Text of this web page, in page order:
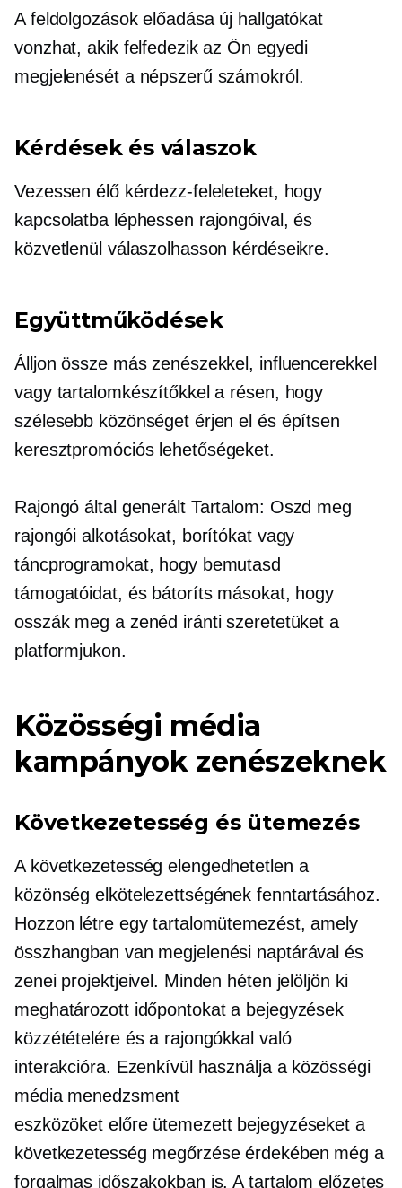
A feldolgozások előadása új hallgatókat
vonzhat, akik felfedezik az Ön egyedi
megjelenését a népszerű számokról.
Kérdések és válaszok
Vezessen élő kérdezz-feleleteket, hogy
kapcsolatba léphessen rajongóival, és
közvetlenül válaszolhasson kérdéseikre.
Együttműködések
Álljon össze más zenészekkel, influencerekkel
vagy tartalomkészítőkkel a résen, hogy
szélesebb közönséget érjen el és építsen
keresztpromócióslehetőségeket.
Rajongó által generáltTartalom: Oszd meg
rajongói alkotásokat, borítókat vagy
táncprogramokat, hogy bemutasd
támogatóidat, és bátoríts másokat, hogy
osszák meg a zenéd iránti szeretetüket a
platformjukon.
Közösségi média
kampányok zenészeknek
Következetesség és ütemezés
A következetesség elengedhetetlen a
közönség elkötelezettségének fenntartásához.
Hozzon létre egy tartalomütemezést, amely
összhangban van megjelenési naptárával és
zenei projektjeivel. Minden héten jelöljön ki
meghatározott időpontokat a bejegyzések
közzétételére és a rajongókkal való
interakcióra. Ezenkívül használja a közösségi
média menedzsment
eszközöket előre ütemezettbejegyzéseket a
következetesség megőrzése érdekében még a
forgalmas időszakokban is. A tartalom előzetes